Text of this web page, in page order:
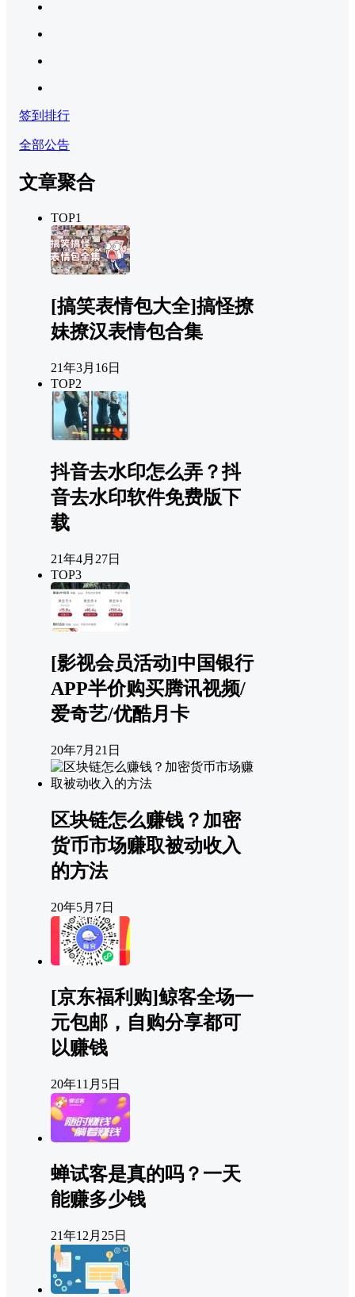
签到排行
全部公告
文章聚合
TOP1
[搞笑表情包大全]搞怪撩
妹撩汉表情包合集
21年3月16日
TOP2
抖音去水印怎么弄？抖
音去水印软件免费版下
载
21年4月27日
TOP3
[影视会员活动]中国银行
APP半价购买腾讯视频/
爱奇艺/优酷月卡
20年7月21日
区块链怎么赚钱？加密
货币市场赚取被动收入
的方法
20年5月7日
[京东福利购]鲸客全场一
元包邮，自购分享都可
以赚钱
20年11月5日
蝉试客是真的吗？一天
能赚多少钱
21年12月25日